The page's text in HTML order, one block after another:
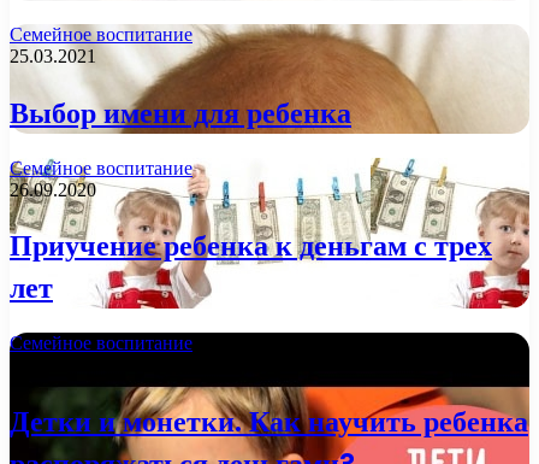
Семейное воспитание
25.03.2021
Выбор имени для ребенка
Семейное воспитание
26.09.2020
Приучение ребенка к деньгам с трех
лет
Семейное воспитание
Детки и монетки. Как научить ребенка